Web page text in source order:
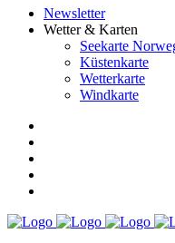
Newsletter
Wetter & Karten
Seekarte
Küstenkarte
Wetterkarte
Windkarte